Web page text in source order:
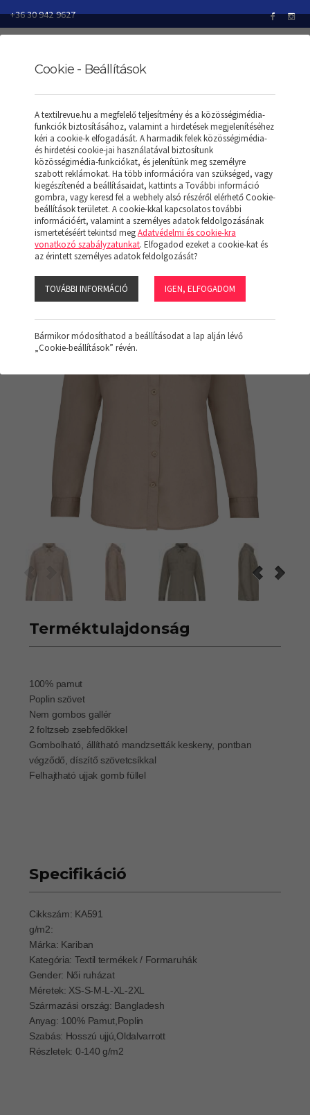
+36 30 942 9627
LADIES' LONG SLEEVED SAFARI SHIRT
LADIES' LONG SLEEVED
SAFARI SHIRT
Terméktulajdonság
100% pamut
Poplin szövet
Nem gombos gallér
2 foltzseb zsebfedőkkel
Gombolható, állítható mandzsetták keskeny, pontban
végződő, díszítő szövetcsíkkal
Felhajtható ujjak gomb füllel
Specifikáció
Cikkszám: KA591
g/m2:
Márka: Kariban
Kategória: Textil termékek / Formaruhák
Gender: Női ruházat
Méretek: XS-S-M-L-XL-2XL
Származási ország: Bangladesh
Anyag: 100% Pamut,Poplin
Szabás: Hosszú ujjú,Oldalvarrott
Részletek: 0-140 g/m2
Cookie - Beállítások
A textilrevue.hu a megfelelő teljesítmény és a közösségimédia-
funkciók biztosításához, valamint a hirdetések megjelenítéséhez
kéri a cookie-k elfogadását. A harmadik felek közösségimédia-
és hirdetési cookie-jai használatával biztosítunk
közösségimédia-funkciókat, és jelenítünk meg személyre
szabott reklámokat. Ha több információra van szükséged, vagy
kiegészítenéd a beállításaidat, kattints a További információ
gombra, vagy keresd fel a webhely alsó részéről elérhető Cookie-
beállítások területet. A cookie-kkal kapcsolatos további
információért, valamint a személyes adatok feldolgozásának
ismertetéséért tekintsd megAdatvédelmi és cookie-kra
vonatkozó szabályzatunkat. Elfogadod ezeket a cookie-kat és
az érintett személyes adatok feldolgozását?
TOVÁBBI INFORMÁCIÓ IGEN, ELFOGADOM
Bármikor módosíthatod a beállításodat a lap alján lévő
„Cookie-beállítások” révén.